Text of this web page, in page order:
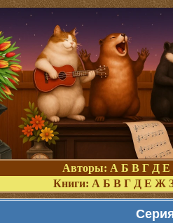
Авторы: А Б В Г Д Е
Книги: А Б В Г Д Е Ж